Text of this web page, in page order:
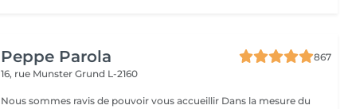
Peppe Parola
867
16, rue MunsterGrund L-2160
Nous sommes ravis de pouvoir vous accueillir Dans la mesure du